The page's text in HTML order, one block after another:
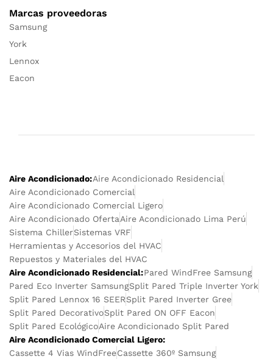
Marcas proveedoras
Samsung
York
Lennox
Eacon
Aire Acondicionado:Aire Acondicionado Residencial
Aire Acondicionado Comercial
Aire Acondicionado Comercial Ligero
Aire Acondicionado OfertaAire Acondicionado Lima Perú
Sistema ChillerSistemas VRF
Herramientas y Accesorios del HVAC
Repuestos y Materiales del HVAC
Aire Acondicionado Residencial:Pared WindFree Samsung
Pared Eco Inverter SamsungSplit Pared Triple Inverter York
Split Pared Lennox 16 SEERSplit Pared Inverter Gree
Split Pared DecorativoSplit Pared ON OFF Eacon
Split Pared EcológicoAire Acondicionado Split Pared
Aire Acondicionado Comercial Ligero:
Cassette 4 Vias WindFreeCassette 360º Samsung